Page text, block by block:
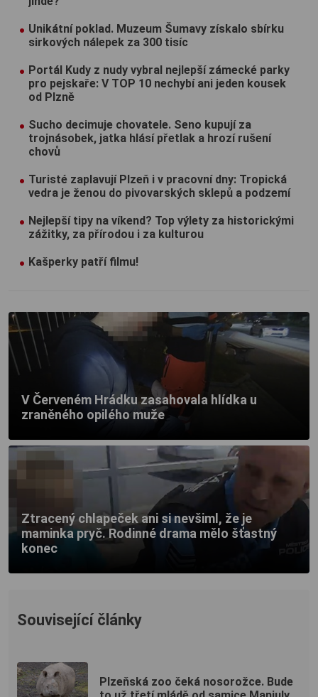
Unikátní poklad. Muzeum Šumavy získalo sbírku
sirkových nálepek za 300 tisíc
Portál Kudy z nudy vybral nejlepší zámecké parky
pro pejskaře: V TOP 10 nechybí ani jeden kousek
od Plzně
Sucho decimuje chovatele. Seno kupují za
trojnásobek, jatka hlásí přetlak a hrozí rušení
chovů
Turisté zaplavují Plzeň i v pracovní dny: Tropická
vedra je ženou do pivovarských sklepů a podzemí
Nejlepší tipy na víkend? Top výlety za historickými
zážitky, za přírodou i za kulturou
Kašperky patří filmu!
V Červeném Hrádku zasahovala hlídka u
zraněného opilého muže
Ztracený chlapeček ani si nevšiml, že je
maminka pryč. Rodinné drama mělo šťastný
konec
Související články
Plzeňská zoo čeká nosorožce. Bude